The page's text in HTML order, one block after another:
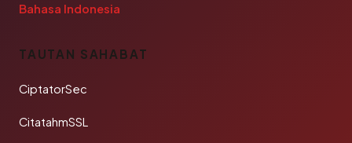
Bahasa Indonesia
TAUTAN SAHABAT
CiptatorSec
CitatahmSSL